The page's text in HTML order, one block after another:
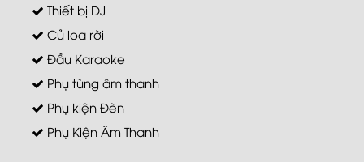
Thiết bị DJ
Củ loa rời
Đầu Karaoke
Phụ tùng âm thanh
Phụ kiện Đèn
Phụ Kiện Âm Thanh